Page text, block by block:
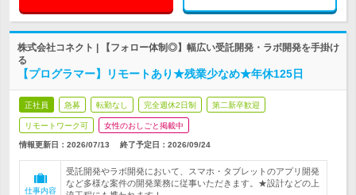
株式会社コネクト | 【フォロー体制◎】幅広い受託開発・ラボ開発を手掛け
る
【プログラマー】リモートあり★残業少なめ★年休125日
正社員 急募 転勤なし 完全週休2日制 第二新卒歓迎
リモートワーク可 女性のおしごと掲載中
情報更新日：2026/07/13 終了予定日： 2026/09/24
仕事内容
受託開発やラボ開発において、スマホ・タブレットのアプリ開発
など多様な案件の開発業務に従事いただきます。★設計などの上